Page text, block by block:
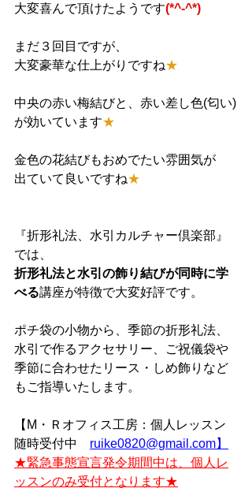
大変喜んで頂けたようです(*^-^*)
まだ３回目ですが、
大変豪華な仕上がりですね★
中央の赤い梅結びと、赤い差し色(匂い)
が効いています★
金色の花結びもおめでたい雰囲気が
出ていて良いですね★
『折形礼法、水引カルチャー倶楽部』
では、
折形礼法と水引の飾り結びが同時に学
べる講座が特徴で大変好評です。
ポチ袋の小物から、季節の折形礼法、
水引で作るアクセサリー、ご祝儀袋や
季節に合わせたリース・しめ飾りなど
もご指導いたします。
【M・Ｒオフィス工房：個人レッスン
随時受付中 ruike0820@gmail.com】
★緊急事態宣言発令期間中は、個人レ
ッスンのみ受付となります★